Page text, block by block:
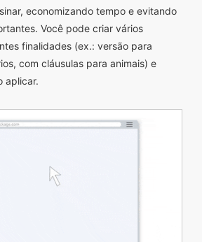
economizando tempo e evitando
Você pode criar vários
finalidades (ex.: versão para
com cláusulas para animais) e
aplicar.